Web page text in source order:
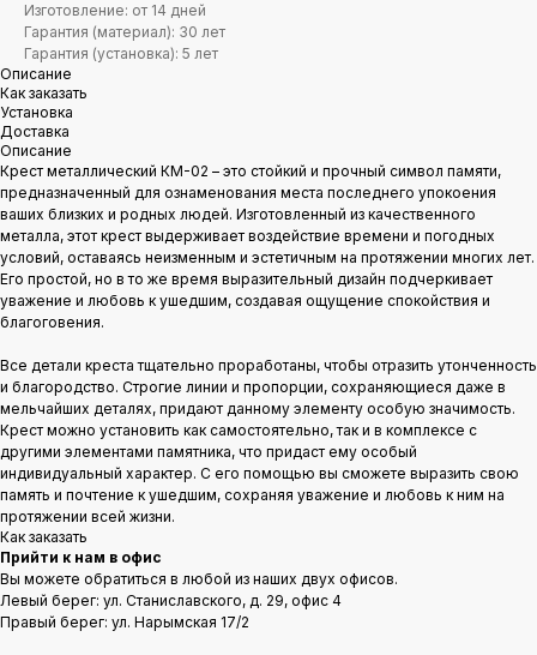
Изготовление: от 14 дней
Гарантия (материал): 30 лет
Гарантия (установка): 5 лет
Описание
Как заказать
Установка
Доставка
Описание
Крест металлический КМ-02 – это стойкий и прочный символ памяти,
предназначенный для ознаменования места последнего упокоения
ваших близких и родных людей. Изготовленный из качественного
металла, этот крест выдерживает воздействие времени и погодных
условий, оставаясь неизменным и эстетичным на протяжении многих лет.
Его простой, но в то же время выразительный дизайн подчеркивает
уважение и любовь к ушедшим, создавая ощущение спокойствия и
благоговения.
Все детали креста тщательно проработаны, чтобы отразить утонченность
и благородство. Строгие линии и пропорции, сохраняющиеся даже в
мельчайших деталях, придают данному элементу особую значимость.
Крест можно установить как самостоятельно, так и в комплексе с
другими элементами памятника, что придаст ему особый
индивидуальный характер. С его помощью вы сможете выразить свою
память и почтение к ушедшим, сохраняя уважение и любовь к ним на
протяжении всей жизни.
Как заказать
Прийти к нам в офис
Вы можете обратиться в любой из наших двух офисов.
Левый берег: ул. Станиславского, д. 29, офис 4
Правый берег: ул. Нарымская 17/2